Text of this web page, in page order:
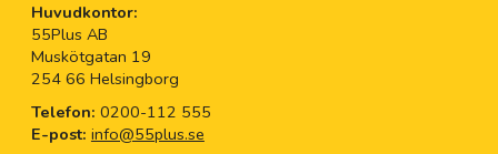
Huvudkontor:
55Plus AB
Muskötgatan 19
254 66 Helsingborg
Telefon: 0200-112 555
E-post: info@55plus.se